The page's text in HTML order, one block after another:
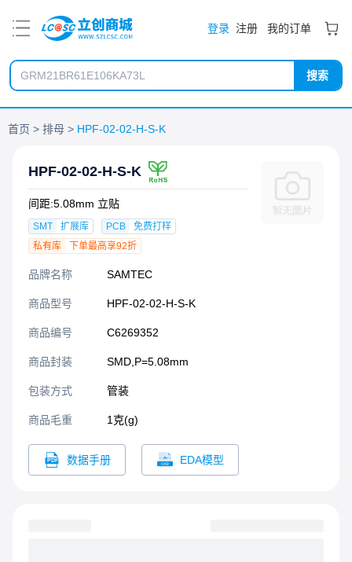
登录 注册 我的订单
搜索
首页 排母 HPF-02-02-H-S-K
HPF-02-02-H-S-K
间距:5.08mm 立贴
SMT 扩展库 PCB
免费打样
私有库
下单最高享92折
品牌名称 SAMTEC
商品型号 HPF-02-02-H-S-K
商品编号 C6269352
商品封装 SMD,P=5.08mm​
包装方式 管装
商品毛重 1克(g)
数据手册 EDA模型